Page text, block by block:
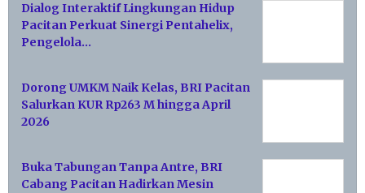
Dialog Interaktif Lingkungan Hidup
Pacitan Perkuat Sinergi Pentahelix,
Pengelola…
Dorong UMKM Naik Kelas, BRI Pacitan
Salurkan KUR Rp263 M hingga April
2026
Buka Tabungan Tanpa Antre, BRI
Cabang Pacitan Hadirkan Mesin